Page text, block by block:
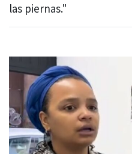
las piernas."